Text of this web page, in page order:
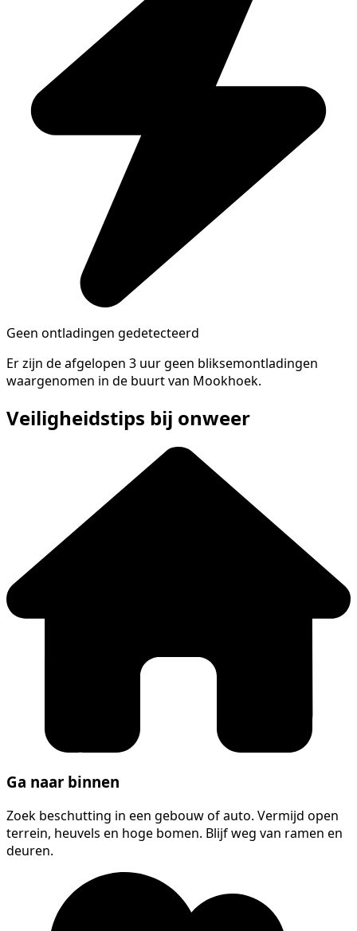
Geen ontladingen gedetecteerd
Er zijn de afgelopen 3 uur geen bliksemontladingen
waargenomen in de buurt van Mookhoek.
Veiligheidstips bij onweer
Ga naar binnen
Zoek beschutting in een gebouw of auto. Vermijd open
terrein, heuvels en hoge bomen. Blijf weg van ramen en
deuren.